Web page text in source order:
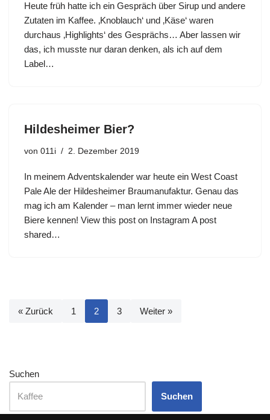
Heute früh hatte ich ein Gespräch über Sirup und andere
Zutaten im Kaffee. ‚Knoblauch‘ und ‚Käse‘ waren
durchaus ‚Highlights‘ des Gesprächs… Aber lassen wir
das, ich musste nur daran denken, als ich auf dem
Label…
Hildesheimer Bier?
von 011i 2. Dezember 2019
In meinem Adventskalender war heute ein West Coast
Pale Ale der Hildesheimer Braumanufaktur. Genau das
mag ich am Kalender – man lernt immer wieder neue
Biere kennen! View this post on Instagram A post
shared…
« Zurück 1 2 3 Weiter »
Suchen
Suchen